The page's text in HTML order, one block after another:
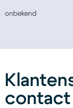
onbekend
contact